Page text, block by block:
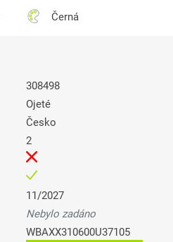
Černá
308498
Ojeté
Česko
2
11/2027
Nebylo zadáno
WBAXX310600U37105